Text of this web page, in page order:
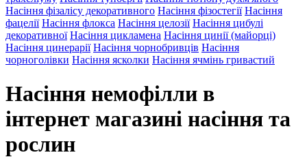
Насіння фізалісу декоративного Насіння фізостегії Насіння
фацелії Насіння флокса Насіння целозії Насіння цибулі
декоративної Насіння цикламена Насіння цинії (майорці)
Насіння цинерарії Насіння чорнобривців Насіння
чорноголівки Насіння ясколки Насіння ячмінь гривастий
Насіння немофілли в
інтернет магазині насіння та
рослин